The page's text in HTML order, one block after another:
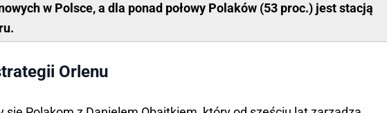
w Polsce, a dla ponad połowy Polaków (53 proc.) jest stacją
Orlenu